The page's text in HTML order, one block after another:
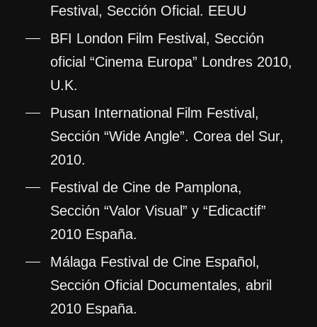
Festival, Sección Oficial. EEUU
BFI London Film Festival, Sección
oficial “Cinema Europa” Londres 2010,
U.K.
Pusan International Film Festival,
Sección “Wide Angle”. Corea del Sur,
2010.
Festival de Cine de Pamplona,
Sección “Valor Visual” y “Edicactif”
2010 España.
Málaga Festival de Cine Español,
Sección Oficial Documentales, abril
2010 España.